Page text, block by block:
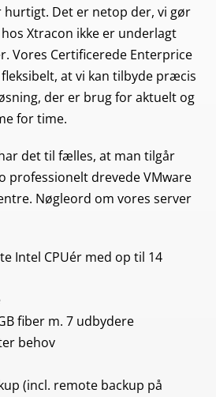
hurtigt. Det er netop der, vi gør
Xtracon ikke er underlagt
Vores Certificerede Enterprice
at vi kan tilbyde præcis
der er brug for aktuelt og
for time.
det til fælles, at man tilgår
professionelt drevede VMware
Nøgleord om vores server
Intel CPUér med op til 14
fiber m. 7 udbydere
behov
(incl. remote backup på